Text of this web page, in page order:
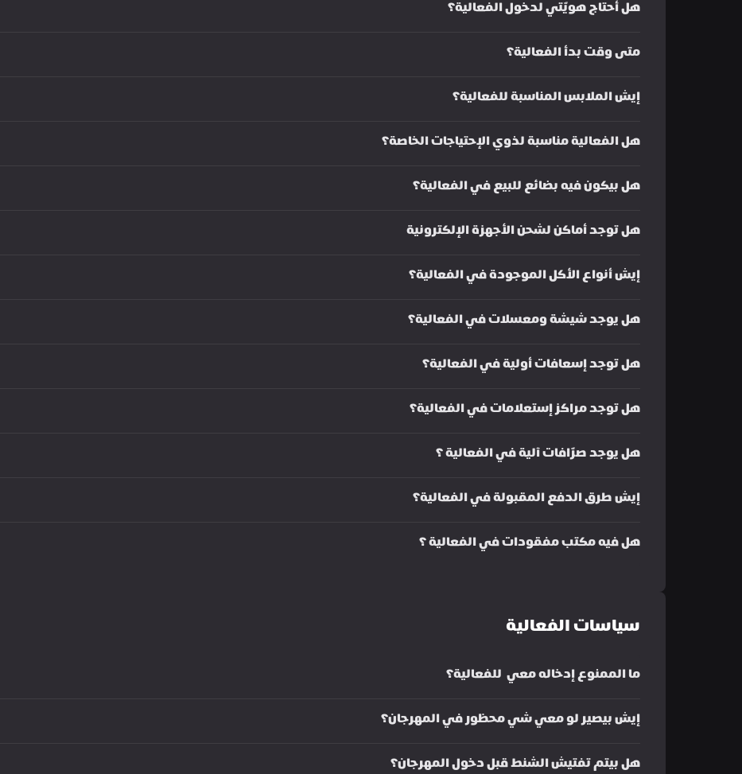
هل أحتاج هويّتي لدخول الفعالية؟
متى وقت بدأ الفعالية؟
إيش الملابس المناسبة للفعالية؟
هل الفعالية مناسبة لذوي الإحتياجات الخاصة؟
هل بيكون فيه بضائع للبيع في الفعالية؟
هل توجد أماكن لشحن الأجهزة الإلكترونية
إيش أنواع الأكل الموجودة في الفعالية؟
هل يوجد شيشة ومعسلات في الفعالية؟
هل توجد إسعافات أولية في الفعالية؟
هل توجد مراكز إستعلامات في الفعالية؟
هل يوجد صرّافات آلية في الفعالية ؟
إيش طرق الدفع المقبولة في الفعالية؟
هل فيه مكتب مفقودات في الفعالية ؟
سياسات الفعالية
ما الممنوع إدخاله معي  للفعالية؟
إيش بيصير لو معي شي محظور في المهرجان؟
هل بيتم تفتيش الشنط قبل دخول المهرجان؟